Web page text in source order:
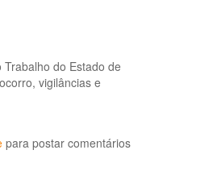
do Estado de
vigilâncias e
para postar comentários